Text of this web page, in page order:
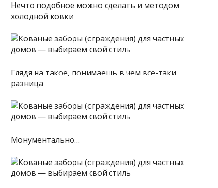
Нечто подобное можно сделать и методом
холодной ковки
Глядя на такое, понимаешь в чем все-таки
разница
Монументально…